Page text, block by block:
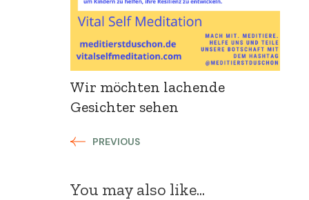
Wir möchten lachende
Gesichter sehen
PREVIOUS
You may also like...